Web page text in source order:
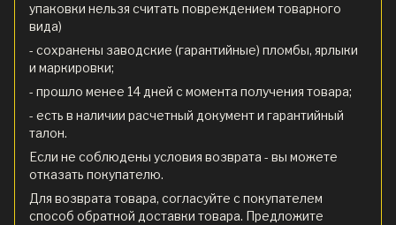
упаковки нельзя считать повреждением товарного
вида)
- сохранены заводские (гарантийные) пломбы, ярлыки
и маркировки;
- прошло менее 14 дней с момента получения товара;
- есть в наличии расчетный документ и гарантийный
талон.
Если не соблюдены условия возврата - вы можете
отказать покупателю.
Для возврата товара, согласуйте с покупателем
способ обратной доставки товара. Предложите